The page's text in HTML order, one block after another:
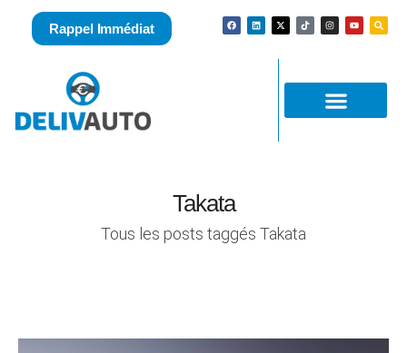
Rappel Immédiat
Takata
Tous les posts taggés Takata